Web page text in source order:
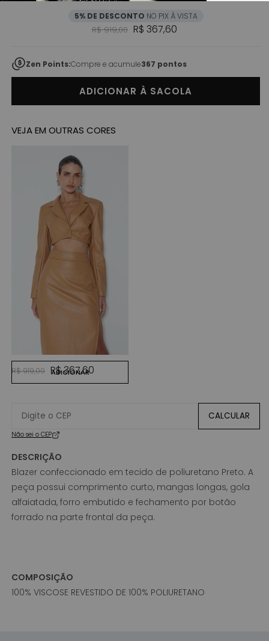
5% DE DESCONTO NO PIX À VISTA
Preço normal
R$ 919,00 Preço promocional
R$ 367,60
Zen Points:Compre e acumule367 pontos
ADICIONAR À SACOLA
VEJA EM OUTRAS CORES
KAKI
Preço normal
R$ 919,00 Preço promocional
R$ 367,60
ADICIONAR
CALCULAR
Não sei o CEP
DESCRIÇÃO
Blazer confeccionado em tecido de poliuretano Preto. A
peça possui comprimento curto, mangas longas, gola
alfaiatada, forro embutido e fechamento por botão
forrado na parte frontal da peça.
COMPOSIÇÃO
100% VISCOSE REVESTIDO DE 100% POLIURETANO